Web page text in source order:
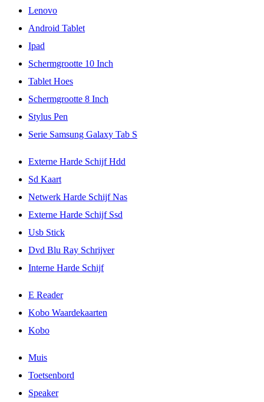
Lenovo
Android Tablet
Ipad
Schermgrootte 10 Inch
Tablet Hoes
Schermgrootte 8 Inch
Stylus Pen
Serie Samsung Galaxy Tab S
Externe Harde Schijf Hdd
Sd Kaart
Netwerk Harde Schijf Nas
Externe Harde Schijf Ssd
Usb Stick
Dvd Blu Ray Schrijver
Interne Harde Schijf
E Reader
Kobo Waardekaarten
Kobo
Muis
Toetsenbord
Speaker